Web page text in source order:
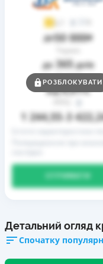
3,7
до50 000₴
до 365днів
Ставка
від0,01%
1 244,55– 3
ОТРИМАТИ
РОЗБЛОКУВАТИ
Детальний огляд
Спочатку